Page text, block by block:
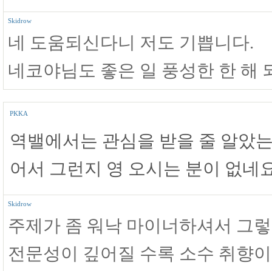
Skidrow
네 도움되신다니 저도 기쁩니다.
네코야님도 좋은 일 풍성한 한 해
PKKA
역밸에서는 관심을 받을 줄 알았
어서 그런지 영 오시는 분이 없네
Skidrow
주제가 좀 워낙 마이너하셔서 그
전문성이 깊어질 수록 소수 취향